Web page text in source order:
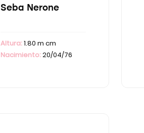
Seba Nerone
Altura:1.80 m cm
Nacimiento:20/04/76